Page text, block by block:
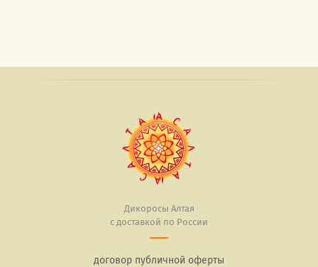
Дикоросы Алтая
с доставкой по России
договор публичной оферты